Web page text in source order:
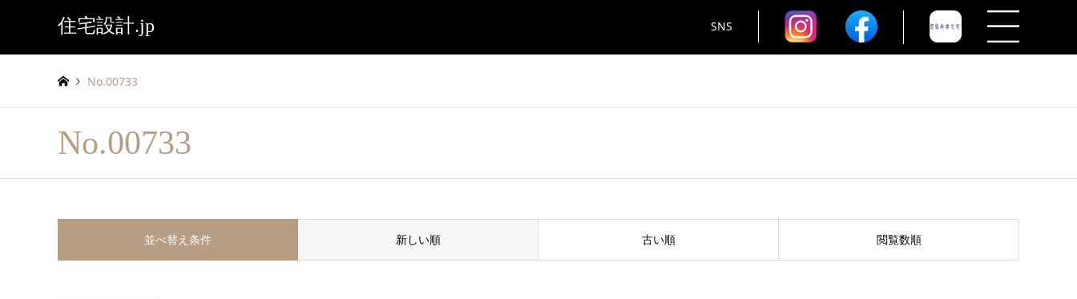
住宅設計.jp SNS
No.00733
No.00733
並べ替え条件 新しい順 古い順 閲覧数順